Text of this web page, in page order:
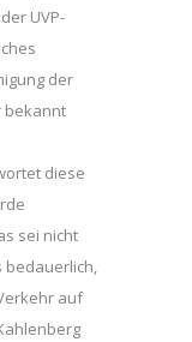
UVP-
der
bekannt
diese
sei nicht
bedauerlich,
auf